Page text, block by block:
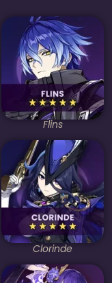
Flins
Clorinde